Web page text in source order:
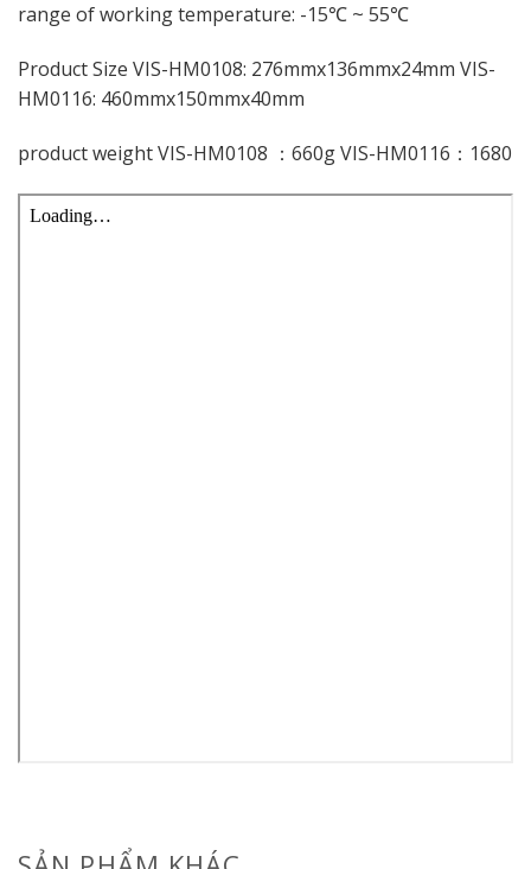
range of working temperature: -15℃ ~ 55℃
Product Size VIS-HM0108: 276mmx136mmx24mm VIS-
HM0116: 460mmx150mmx40mm
product weight VIS-HM0108 ：660g VIS-HM0116：1680